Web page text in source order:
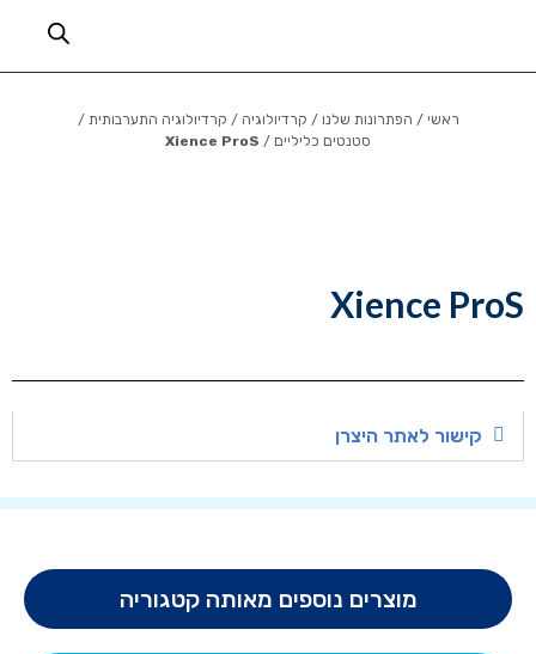
Xience ProS
קישור לאתר היצרן
ראשי / הפתרונות שלנו / קרדיולוגיה / קרדיולוגיה התערבותית /
סטנטים כליליים /
Xience ProS
מוצרים נוספים מאותה קטגוריה